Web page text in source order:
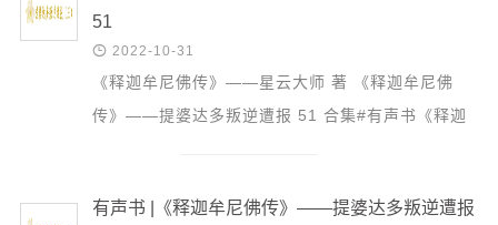
西园法讯
皈依斋戒
义工家园
菩提静修营
51
 2022-10-31
《释迦牟尼佛传》——星云大师 著 《释迦牟尼佛
传》——提婆达多叛逆遭报 51 合集#有声书《释迦
有声书 |《释迦牟尼佛传》——提婆达多叛逆遭报